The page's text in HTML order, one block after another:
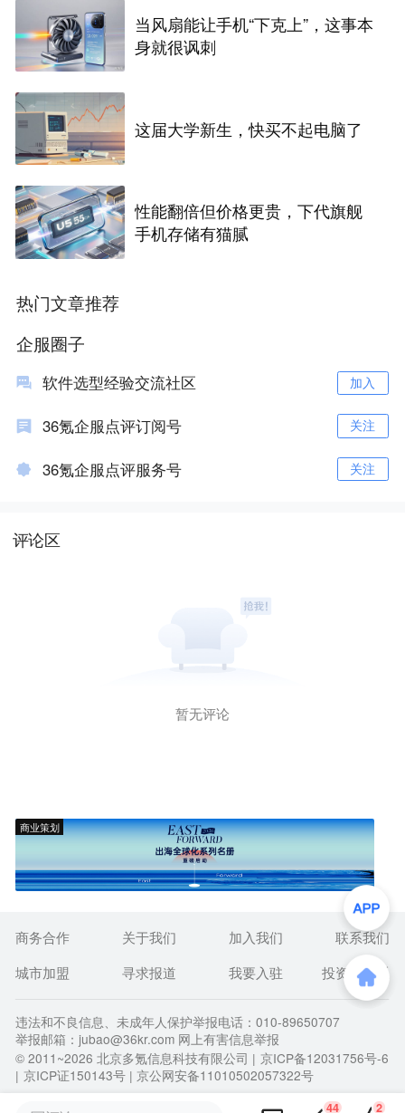
当风扇能让手机“下克上”，这事本
身就很讽刺
这届大学新生，快买不起电脑了
性能翻倍但价格更贵，下代旗舰
手机存储有猫腻
热门文章推荐
企服圈子
软件选型经验交流社区 加入
36氪企服点评订阅号 关注
36氪企服点评服务号 关注
评论区
暂无评论
商业策划
44 2
商务合作 关于我们 加入我们
联系我们
城市加盟
寻求报道 我要入驻 投资者关系
违法和不良信息、未成年人保护举报电话：010-89650707
举报邮箱：jubao@36kr.com 网上有害信息举报
© 2011~2026 北京多氪信息科技有限公司 | 京ICP备12031756号-6
| 京ICP证150143号 | 京公网安备11010502057322号